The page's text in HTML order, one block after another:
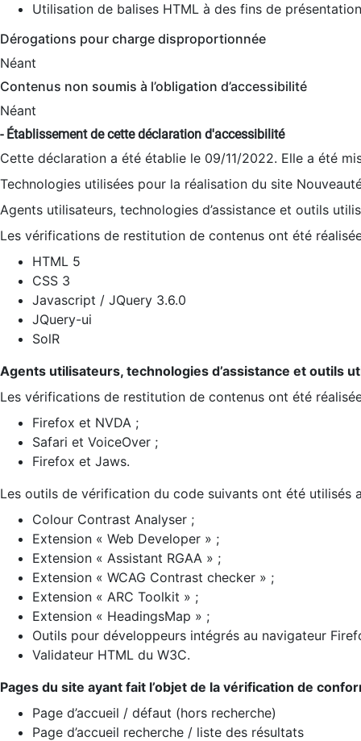
Utilisation de balises HTML à des fins de
Dérogations pour charge disproportionnée
Néant
Contenus non soumis à l’obligation d’accessibilité
Néant
- Établissement de cette déclaration d'accessibilité
Cette déclaration a été établie le 09/11/2022. Elle a été
Technologies utilisées pour la réalisation du site
Agents utilisateurs, technologies d’assistance et outils
Les vérifications de restitution de contenus ont été
HTML 5
CSS 3
Javascript / JQuery 3.6.0
JQuery-ui
SolR
Agents utilisateurs, technologies d’assistance et outils
Les vérifications de restitution de contenus ont été
Firefox et NVDA ;
Safari et VoiceOver ;
Firefox et Jaws.
Les outils de vérification du code suivants ont été utilisés
Colour Contrast Analyser ;
Extension « Web Developer » ;
Extension « Assistant RGAA » ;
Extension « WCAG Contrast checker » ;
Extension « ARC Toolkit » ;
Extension « HeadingsMap » ;
Outils pour développeurs intégrés au navigateur
Validateur HTML du W3C.
Pages du site ayant fait l’objet de la vérification de
Page d’accueil / défaut (hors recherche)
Page d’accueil recherche / liste des résultats